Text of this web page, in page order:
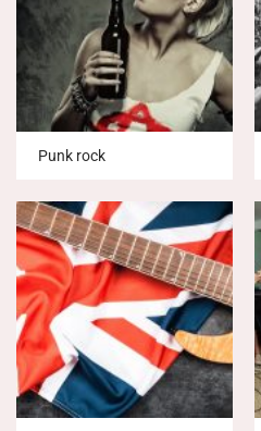
Punk rock